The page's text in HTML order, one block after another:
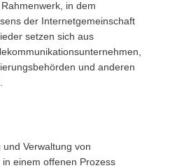
in dem
der Internetgemeinschaft
setzen sich aus
und anderen
Verwaltung von
einem offenen Prozess